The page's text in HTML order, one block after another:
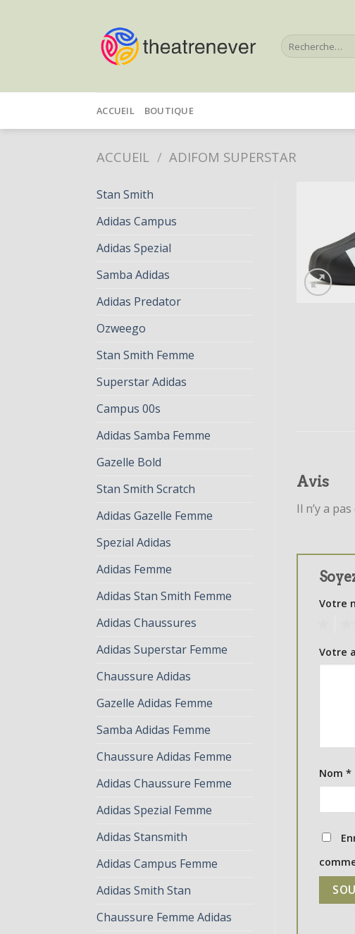
Recherche
pour :
ACCUEIL BOUTIQUE
ACCUEIL / ADIFOM SUPERSTAR
Stan Smith
Adidas Campus
Adidas Spezial
Samba Adidas
Adidas Predator
Ozweego
Stan Smith Femme
Superstar Adidas
Campus 00s
Adidas Samba Femme
Gazelle Bold
Stan Smith Scratch
Adidas Gazelle Femme
Spezial Adidas
Adidas Femme
Adidas Stan Smith Femme
Adidas Chaussures
Adidas Superstar Femme
Chaussure Adidas
Gazelle Adidas Femme
Samba Adidas Femme
Chaussure Adidas Femme
Adidas Chaussure Femme
Adidas Spezial Femme
Adidas Stansmith
Adidas Campus Femme
Adidas Smith Stan
Chaussure Femme Adidas
Avis
Il n’y a
Votre
Votre
Nom *